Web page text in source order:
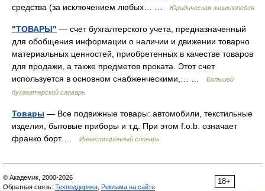
средства (за исключением любых… …
Юридическая энциклопедия
"ТОВАРЫ" — счет бухгалтерского учета, предназначенный
для обобщения информации о наличии и движении товарно
материальных ценностей, приобретенных в качестве товаров
для продажи, а также предметов проката. Этот счет
используется в основном снабженческими,… …
Большой
бухгалтерский словарь
Товары — Все подвижные товары: автомобили, текстильные
изделия, бытовые приборы и т.д. При этом f.o.b. означает
франко борт …
Инвестиционный словарь
18+
© Академик, 2000-2026
Обратная связь: Техподдержка Реклама на сайте